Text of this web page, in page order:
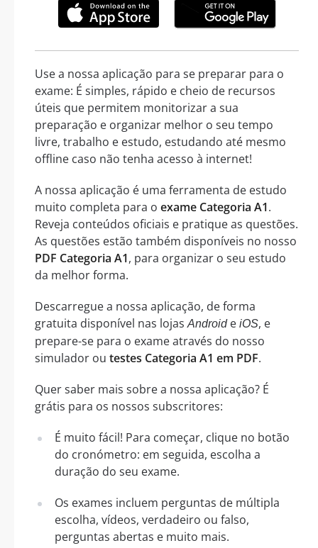
Use a nossa aplicação para se preparar para o
exame: É simples, rápido e cheio de recursos
úteis que permitem monitorizar a sua
preparação e organizar melhor o seu tempo
livre, trabalho e estudo, estudando até mesmo
offline caso não tenha acesso à internet!
A nossa aplicação é uma ferramenta de estudo
muito completa para o exame Categoria A1.
Reveja conteúdos oficiais e pratique as questões.
As questões estão também disponíveis no nosso
PDF Categoria A1, para organizar o seu estudo
da melhor forma.
Descarregue a nossa aplicação, de forma
gratuita disponível nas lojasAndroide iOS, e
prepare-se para o exame através do nosso
simulador ou testes Categoria A1 em PDF.
Quer saber mais sobre a nossa aplicação? É
grátis para os nossos subscritores:
É muito fácil! Para começar, clique no botão
do cronómetro: em seguida, escolha a
duração do seu exame.
Os exames incluem perguntas de múltipla
escolha, vídeos, verdadeiro ou falso,
perguntas abertas e muito mais.